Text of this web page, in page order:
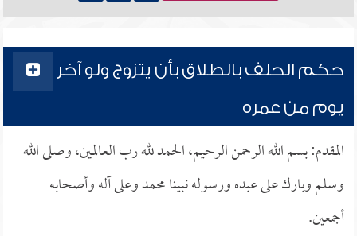
حكم الحلف بالطلاق بأن يتزوج ولو آخر
يوم من عمره
المقدم: بسم الله الرحمن الرحيم، الحمد لله رب العالمين، وصلى الله
وسلم وبارك على عبده ورسوله نبينا محمد وعلى آله وأصحابه
أجمعين.